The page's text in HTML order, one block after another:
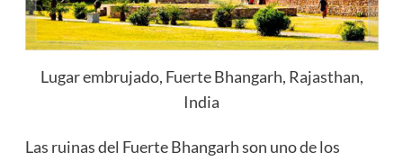
Lugar embrujado, Fuerte Bhangarh, Rajasthan,
India
Las ruinas del Fuerte Bhangarh son uno de los